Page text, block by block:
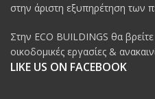
στην άριστη εξυπηρέτηση των
Στην ECO BUILDINGS θα
οικοδομικές εργασίες &
LIKE US ON FACEBOOK